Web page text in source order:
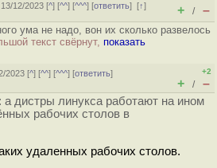
12/2023 [^] [^^] [^^^] [ответить][↑]
+ / –
ума не надо, вон их сколько развелось
текст свёрнут, показать
2023 [^] [^^] [^^^] [ответить]
+2
+ / –
дистры линукса работают на ином
рабочих столов в
удаленных рабочих столов.